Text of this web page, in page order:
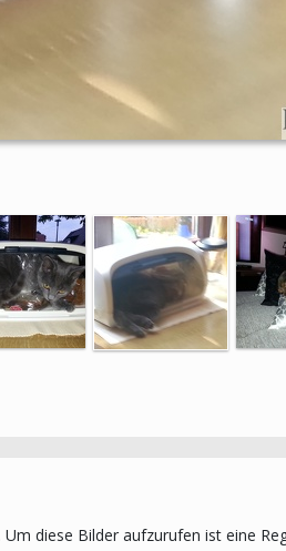
diese Bilder aufzurufen ist eine